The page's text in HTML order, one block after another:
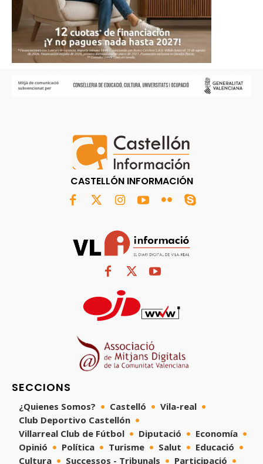
CASTELLÓN INFORMACIÓN
SECCIONS
¿Quienes Somos? Castelló
Vila-real
Club Deportivo Castellón
Villarreal Club de Fútbol
Diputació
Economía
Opinió
Política Turisme Salut
Educació
Cultura
Successos - Tribunals
Participació